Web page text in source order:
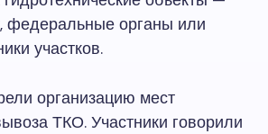
федеральные органы или
участков.
организацию мест
ТКО. Участники говорили